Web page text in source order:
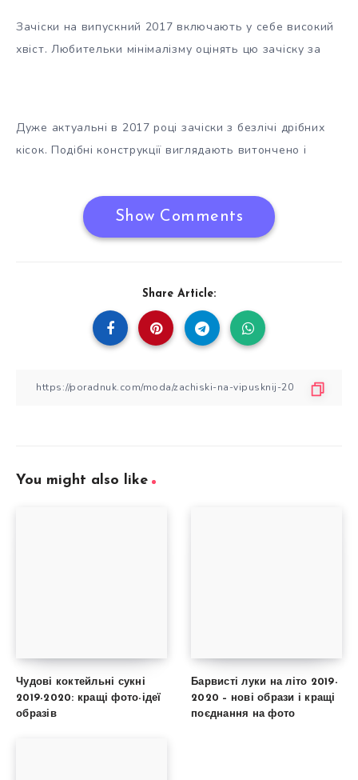
Зачіски на випускний 2017 включають у себе високий
хвіст. Любительки мінімалізму оцінять цю зачіску за
Дуже актуальні в 2017 році зачіски з безлічі дрібних
кісок. Подібні конструкції виглядають витончено і
Show Comments
Share Article:
You might also like
Чудові коктейльні сукні
2019-2020: кращі фото-ідеї
образів
Барвисті луки на літо 2019-
2020 – нові образи і кращі
поєднання на фото